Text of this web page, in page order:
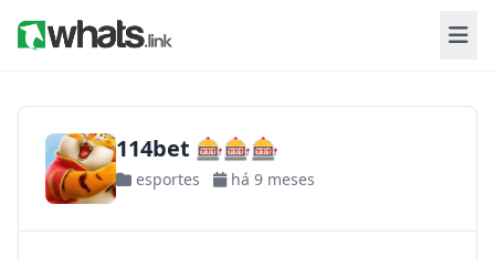
114bet 🎰🎰🎰
esportes há 9 meses